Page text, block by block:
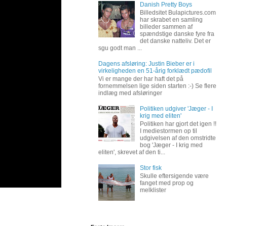
Danish Pretty Boys
Billedsitet Bulapictures.com
har skrabet en samling
billeder sammen af
spændstige danske fyre fra
det danske natteliv. Det er
sgu godt man ...
Dagens afsløring: Justin Bieber er i
virkeligheden en 51-årig forklædt pædofil
Vi er mange der har haft det på
fornemmelsen lige siden starten :-) Se flere
indlæg med afsløringer
Politiken udgiver 'Jæger - I
krig med eliten'
Politiken har gjort det igen !!
I mediestormen op til
udgivelsen af den omstridte
bog 'Jæger - I krig med
eliten', skrevet af den ti...
Stor fisk
Skulle eftersigende være
fanget med prop og
melklister